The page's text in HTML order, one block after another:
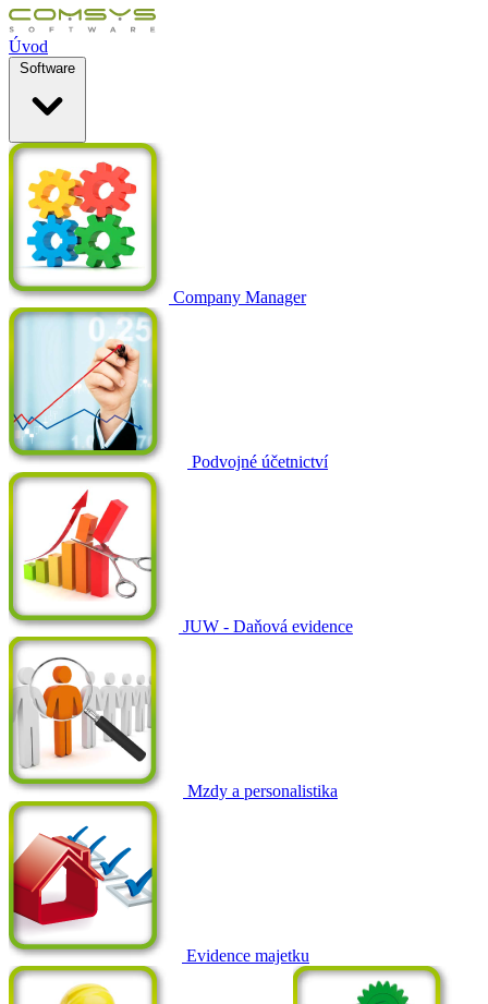
Úvod
Software
Company Manager
Podvojné účetnictví
JUW - Daňová evidence
Mzdy a personalistika
Evidence majetku